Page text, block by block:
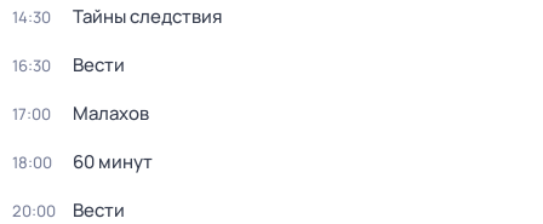
14:30 Тайны следствия
16:30 Вести
17:00 Малахов
18:00 60 минут
20:00 Вести